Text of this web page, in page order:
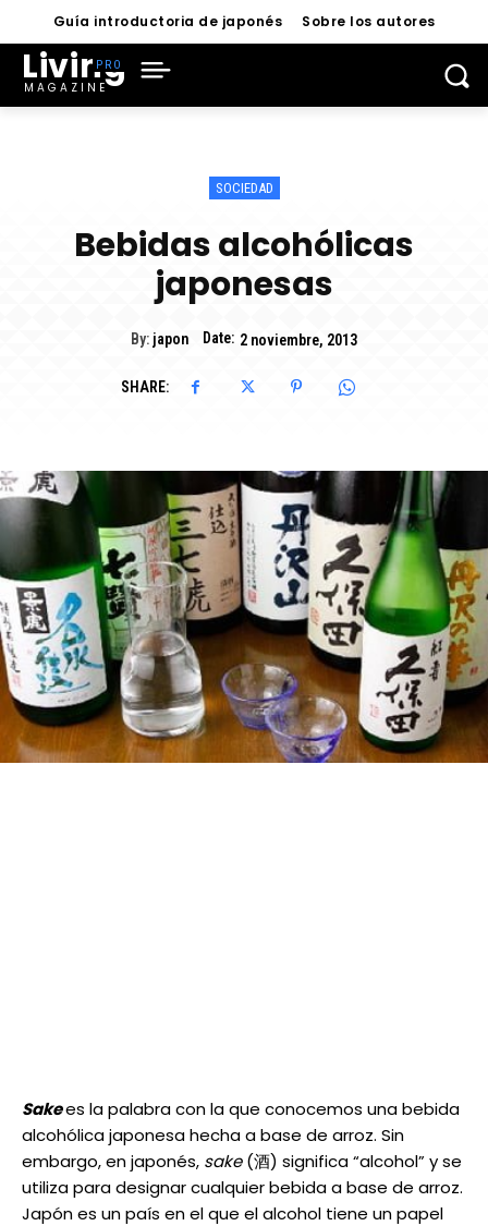
Guía introductoria de japonés Sobre los autores
Living
MAGAZINE
SOCIEDAD
Bebidas alcohólicas
japonesas
By: japon Date: 2 noviembre, 2013
SHARE:
Sakees la palabra con la que conocemos una bebida
alcohólica japonesa hecha a base de arroz. Sin
embargo, en japonés, sake(酒) significa “alcohol” y se
utiliza para designar cualquier bebida a base de arroz.
Japón es un país en el que el alcohol tiene un papel